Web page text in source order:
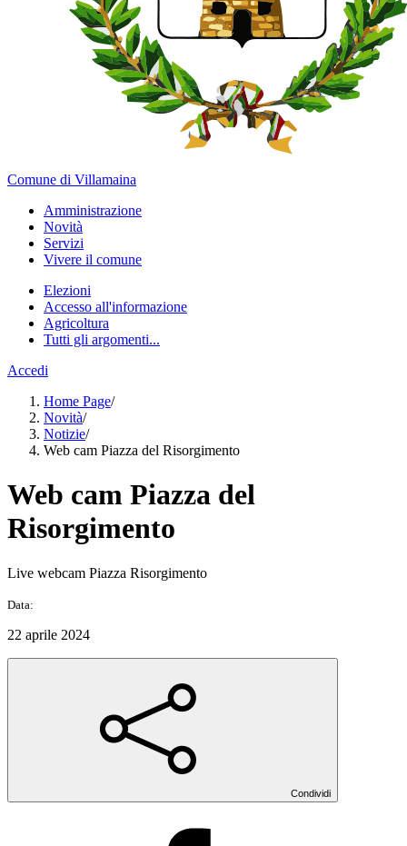
Comune di Villamaina
Amministrazione
Novità
Servizi
Vivere il comune
Elezioni
Accesso all'informazione
Agricoltura
Tutti gli argomenti...
Accedi
Home Page/
Novità/
Notizie/
Web cam Piazza del Risorgimento
Web cam Piazza del
Risorgimento
Live webcam Piazza Risorgimento
Data:
22 aprile 2024
Condividi